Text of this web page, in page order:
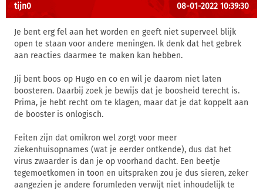
tijn0 08-01-2022 10:39:30
Je bent erg fel aan het worden en geeft niet superveel blijk
open te staan voor andere meningen. Ik denk dat het gebrek
aan reacties daarmee te maken kan hebben.
Jij bent boos op Hugo en co en wil je daarom niet laten
boosteren. Daarbij zoek je bewijs dat je boosheid terecht is.
Prima, je hebt recht om te klagen, maar dat je dat koppelt aan
de booster is onlogisch.
Feiten zijn dat omikron wel zorgt voor meer
ziekenhuisopnames (wat je eerder ontkende), dus dat het
virus zwaarder is dan je op voorhand dacht. Een beetje
tegemoetkomen in toon en uitspraken zou je dus sieren, zeker
aangezien je andere forumleden verwijt niet inhoudelijk te